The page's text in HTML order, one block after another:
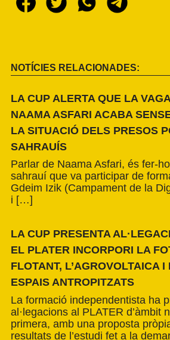
NOTÍCIES RELACIONADES:
LA CUP ALERTA QUE LA
NAAMA ASFARI ACABA
LA SITUACIÓ DELS PRESOS
SAHRAUÍS
Parlar de Naama Asfari, és fer-
sahrauí que va participar de
Gdeim Izik (Campament de la
i […]
LA CUP PRESENTA
EL PLATER INCORPORI LA
FLOTANT, L’AGROVOLTAICA
ESPAIS ANTROPITZATS
La formació independentista ha
al·legacions al PLATER d’àmbit
primera, amb una proposta
resultats de l’estudi fet a la